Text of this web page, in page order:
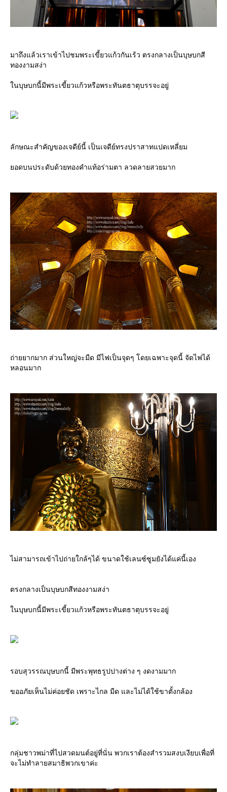
มาถึงแล้วเราเข้าไปชมพระเขี้ยวแก้วกันเร้ว ตรงกลางเป็นบุษบกสี
ทองงามสง่า
นบุษบกนี้มีพระเขี้ยวแก้วหรือพระทันตธาตุบรรจะอยู่
ลักษณะสำคัญของเจดีย์นี้ เป็นเจดีย์ทรงปราสาทแปดเหลี่ยม
อดบนประดับด้วยทองคำแท้อร่ามตา ลวดลายสวยมาก
ถ่ายยากมาก ส่วนใหญ่จะมืด มีไฟเป็นจุดๆ โดยเฉพาะจุดนี้ จัดไฟได้
หลอนมาก
ไม่สามารถเข้าไปถ่ายใกล้ๆได้ ขนาดใช้เลนซ์ซูมยังได้แค่นี้เอง
ตรงกลางเป็นบุษบกสีทองงามสง่า
นบุษบกนี้มีพระเขี้ยวแก้วหรือพระทันตธาตุบรรจะอยู่
รอบสุวรรณบุษบกนี้ มีพระพุทธรูปปางต่าง ๆ งดงามมาก
ขออภัยเห็นไม่ค่อยชัด เพราะไกล มืด และไม่ได้ใช้ขาตั้งกล้อง
กลุ่มชาวพม่าที่ไปสวดมนต์อยู่ที่นั่น พวกเราต้องสำรวมสงบเงียบเพื่อที่
จะไม่ทำลายสมาธิพวกเขาค่ะ